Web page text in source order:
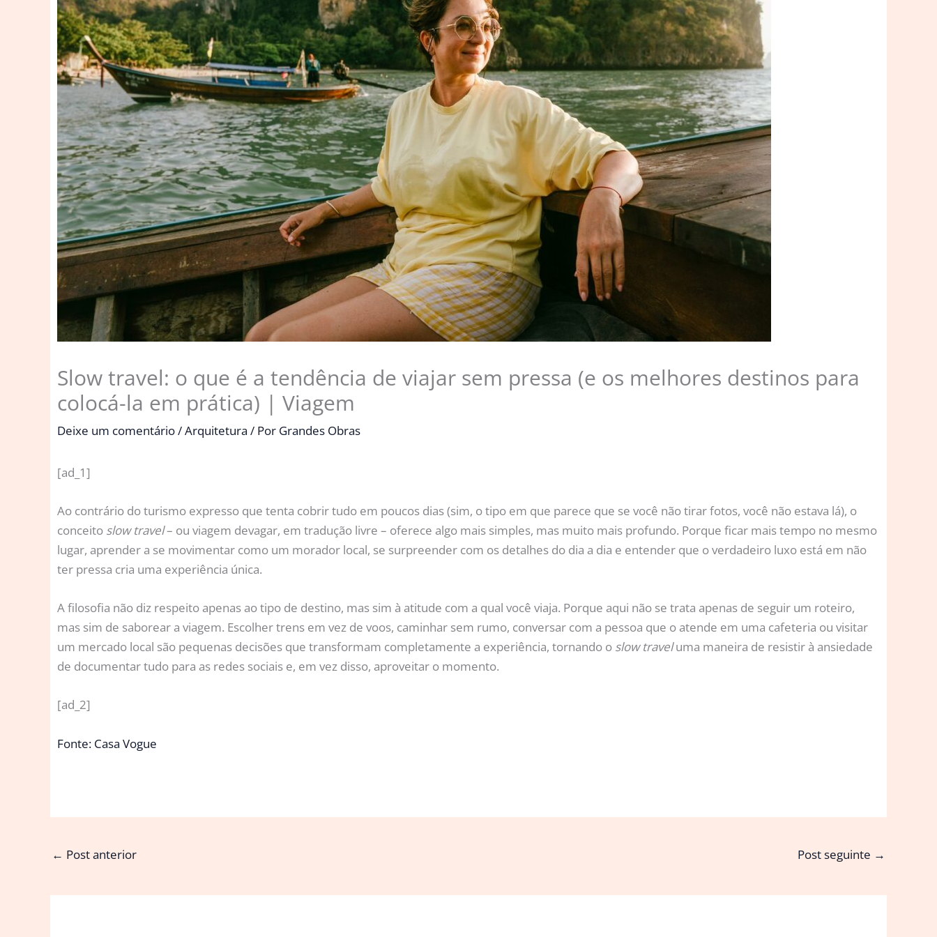
Slow travel: o que é a tendência de viajar sem pressa (e os melhores destinos para
colocá-la em prática) | Viagem
Deixe um comentário/Arquitetura / Por Grandes Obras
[ad_1]
Ao contrário do turismo expresso que tenta cobrir tudo em poucos dias (sim, o tipo em que parece que se você não tirar fotos, você não estava lá), o
conceito slow travel– ou viagem devagar, em tradução livre – oferece algo mais simples, mas muito mais profundo. Porque ficar mais tempo no mesmo
lugar, aprender a se movimentar como um morador local, se surpreender com os detalhes do dia a dia e entender que o verdadeiro luxo está em não
ter pressa cria uma experiência única.
A filosofia não diz respeito apenas ao tipo de destino, mas sim à atitude com a qual você viaja. Porque aqui não se trata apenas de seguir um roteiro,
mas sim de saborear a viagem. Escolher trens em vez de voos, caminhar sem rumo, conversar com a pessoa que o atende em uma cafeteria ou visitar
um mercado local são pequenas decisões que transformam completamente a experiência, tornando o slow traveluma maneira de resistir à ansiedade
de documentar tudo para as redes sociais e, em vez disso, aproveitar o momento.
[ad_2]
Fonte: Casa Vogue
← Post anterior Post seguinte →